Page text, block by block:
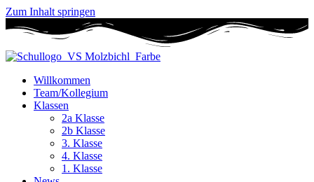
Zum Inhalt springen
Willkommen
Team/Kollegium
Klassen
2a Klasse
2b Klasse
3. Klasse
4. Klasse
1. Klasse